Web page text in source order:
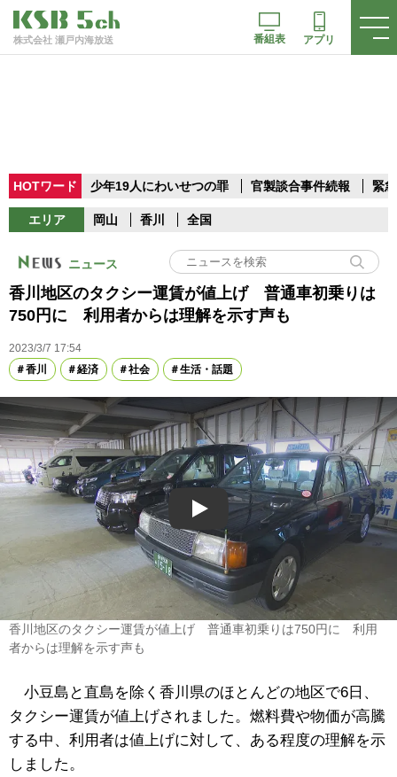
株式会社 瀬戸内海放送 番組表 アプリ
HOTワード 少年19人にわいせつの罪 官製談合事件続報 緊
エリア 岡山 香川 全国
ニュース
香川地区のタクシー運賃が値上げ 普通車初乗りは
750円に 利用者からは理解を示す声も
2023/3/7 17:54
香川
経済 社会 生活・話題
Play
香川地区のタクシー運賃が値上げ 普通車初乗りは750円に 利用
者からは理解を示す声も
小豆島と直島を除く香川県のほとんどの地区で6日、
タクシー運賃が値上げされました。燃料費や物価が高騰
する中、利用者は値上げに対して、ある程度の理解を示
しました。